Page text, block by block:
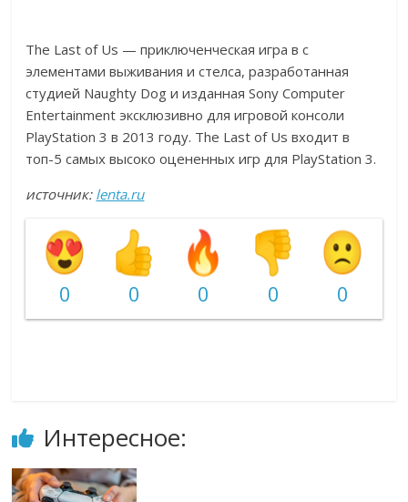
The Last of Us — приключенческая игра в с
элементами выживания и стелса, разработанная
студией Naughty Dog и изданная Sony Computer
Entertainment эксклюзивно для игровой консоли
PlayStation 3 в 2013 году. The Last of Us входит в
топ-5 самых высоко оцененных игр для PlayStation 3.
источник: lenta.ru
0 0 0 0 0
Интересное: